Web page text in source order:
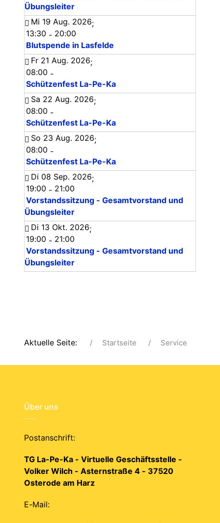
Übungsleiter
Mi 19 Aug. 2026;
13:30 - 20:00
Blutspende in Lasfelde
Fr 21 Aug. 2026;
08:00 -
Schützenfest La-Pe-Ka
Sa 22 Aug. 2026;
08:00 -
Schützenfest La-Pe-Ka
So 23 Aug. 2026;
08:00 -
Schützenfest La-Pe-Ka
Di 08 Sep. 2026;
19:00 - 21:00
Vorstandssitzung - Gesamtvorstand und
Übungsleiter
Di 13 Okt. 2026;
19:00 - 21:00
Vorstandssitzung - Gesamtvorstand und
Übungsleiter
Aktuelle Seite: Startseite Service
Über uns
Postanschrift:
TG La-Pe-Ka - Virtuelle Geschäftsstelle -
Volker Wilch - Asternstraße 4 - 37520
Osterode am Harz
E-Mail: